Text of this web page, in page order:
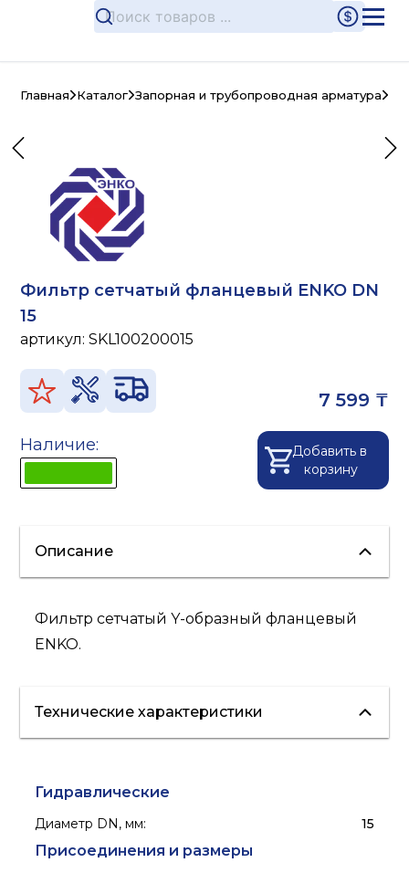
Главная Каталог Запорная и трубопроводная арматура
Фильтр сетчатый фланцевый ENKO DN
15
артикул:SKL100200015
7 599 ₸
Наличие:
Добавить в
корзину
Описание
Фильтр сетчатый Y-образный фланцевый
ENKO.
Технические характеристики
Гидравлические
Диаметр DN, мм: 15
Присоединения и размеры